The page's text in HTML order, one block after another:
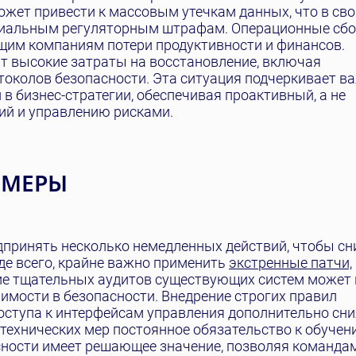
привести к массовым утечкам данных, что в
регуляторным штрафам. Операционные
компаниям потери продуктивности и финансов.
высокие затраты на восстановление, включая
безопасности. Эта ситуация подчеркивает
бизнес-стратегии, обеспечивая проактивный, а не
и управлению рисками.
несколько немедленных действий, чтобы
всего, крайне важно применить экстренные патчи,
тщательных аудитов существующих систем
в безопасности. Внедрение строгих правил
к интерфейсам управления дополнительно
мер постоянное обязательство к
имеет решающее значение, позволяя